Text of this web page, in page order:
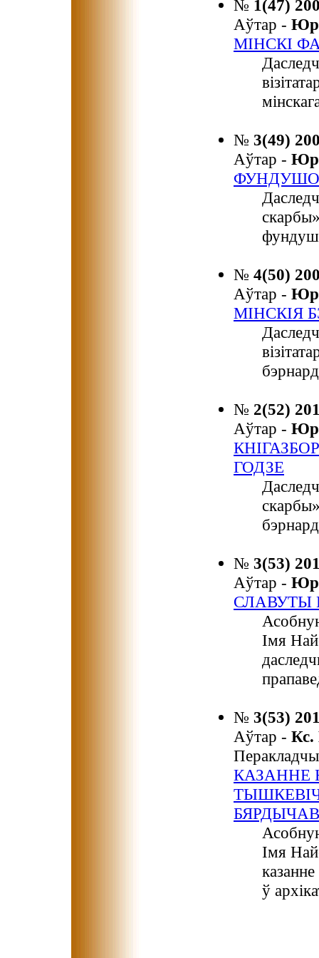
№ 1(47)
Аўтар -
МІНСКІ
№ 3(49)
Аўтар -
№ 4(50)
Аўтар -
МІНСКІЯ
№ 2(52)
Аўтар -
ГОДЗЕ
№ 3(53)
Аўтар -
СЛАВУТЫ
Імя
№ 3(53)
Аўтар -
КАЗАННЕ
Імя
ў